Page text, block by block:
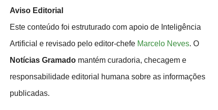
Aviso Editorial
Este conteúdo foi estruturado com apoio de Inteligência
Artificial e revisado pelo editor-chefe Marcelo Neves. O
Notícias Gramado mantém curadoria, checagem e
responsabilidade editorial humana sobre as informações
publicadas.